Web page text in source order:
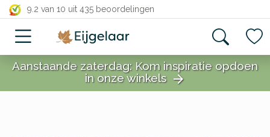
9.2 van 10 uit 435 beoordelingen
close
close
Aanstaande zaterdag: Kom inspiratie opdoen
in onze winkels arrow_forward